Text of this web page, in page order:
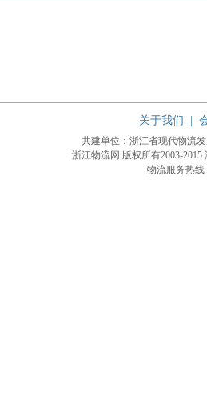
关于我们 |
共建单位：浙江省现代物流
浙江物流网 版权所有2003-2015
物流服务热线